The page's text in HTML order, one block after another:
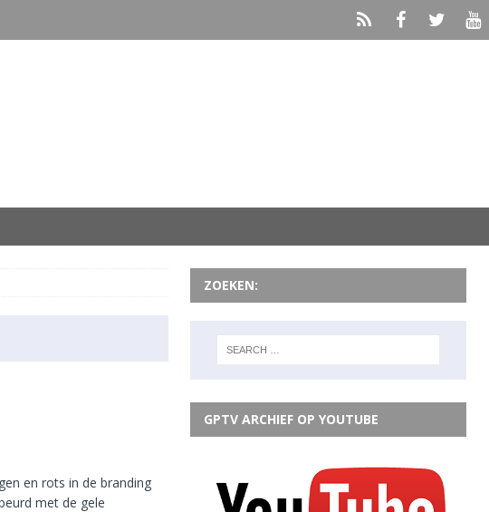
en rots in de branding
met de gele
ZOEKEN:
GPTV ARCHIEF OP YOUTUBE